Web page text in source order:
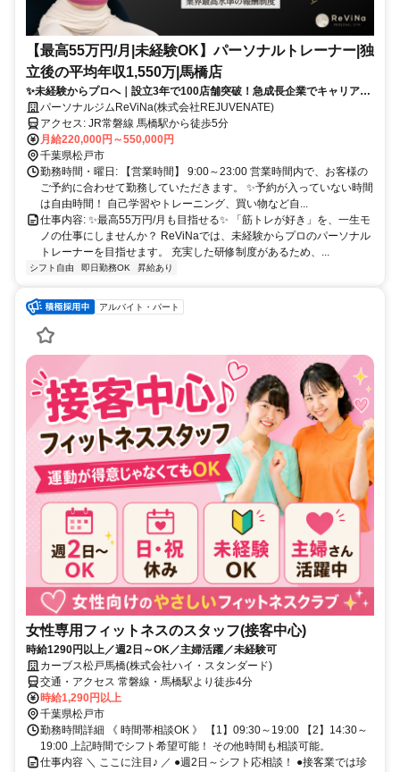
【最高55万円/月|未経験OK】パーソナルトレーナー|独
立後の平均年収1,550万|馬橋店
✨未経験からプロへ｜設立3年で100店舗突破！急成長企業でキャリアア
ップパーソナルジムReViNa(株式会社REJUVENATE)
アクセス: JR常磐線 馬橋駅から徒歩5分
月給220,000円～550,000円
千葉県松戸市
勤務時間・曜日: 【営業時間】 9:00～23:00 営業時間内で、お客様の
ご予約に合わせて勤務していただきます。 ✨予約が入っていない時間
は自由時間！ 自己学習やトレーニング、買い物など自...
仕事内容: ✨最高55万円/月も目指せる✨ 「筋トレが好き」を、一生モ
ノの仕事にしませんか？ ReViNaでは、未経験からプロのパーソナル
トレーナーを目指せます。 充実した研修制度があるため、...
シフト自由 即日勤務OK 昇給あり
アルバイト・パート
女性専用フィットネスのスタッフ(接客中心)
時給1290円以上／週2日～OK／主婦活躍／未経験可
カーブス松戸馬橋(株式会社ハイ・スタンダード)
交通・アクセス 常磐線・馬橋駅より徒歩4分
時給1,290円以上
千葉県松戸市
勤務時間詳細 《 時間帯相談OK 》 【1】09:30～19:00 【2】14:30～
19:00 上記時間でシフト希望可能！ その他時間も相談可能。
仕事内容 ＼ ここに注目♪ ／ ●週2日～シフト応相談！ ●接客業では珍